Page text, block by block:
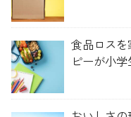
食品ロス
ピーが小